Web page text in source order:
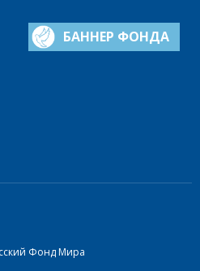
БАННЕР ФОНДА
Фонд Мира